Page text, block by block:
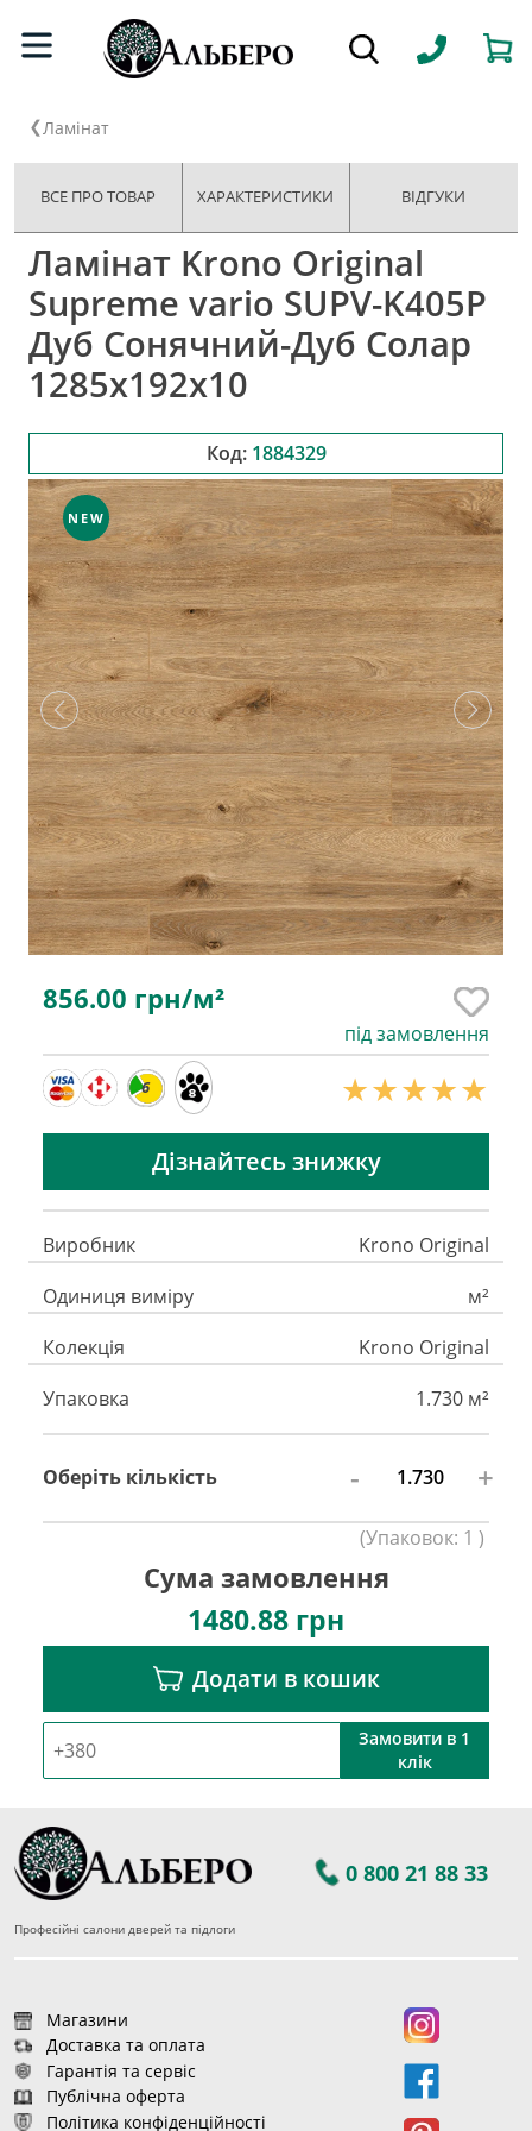
Ламінат
ВСЕ ПРО ТОВАР ХАРАКТЕРИСТИКИ ВІДГУКИ
Ламінат Krono Original
Supreme vario SUPV-K405P
Дуб Сонячний-Дуб Солар
1285x192x10
Код: 1884329
NEW
856.00 грн/м²
під замовлення
6
Дізнайтесь знижку
Виробник
Krono Original
Одиниця виміру
м²
Колекція
Krono Original
Упаковка
1.730 м²
Оберіть кількість - +
(Упаковок: 1 )
Сума замовлення
1480.88 грн
Додати в кошик
Замовити в 1
клік
0 800 21 88 33
Професійні салони дверей та підлоги
Магазини
Доставка та оплата
Гарантія та сервіс
Публічна оферта
Політика конфіденційності